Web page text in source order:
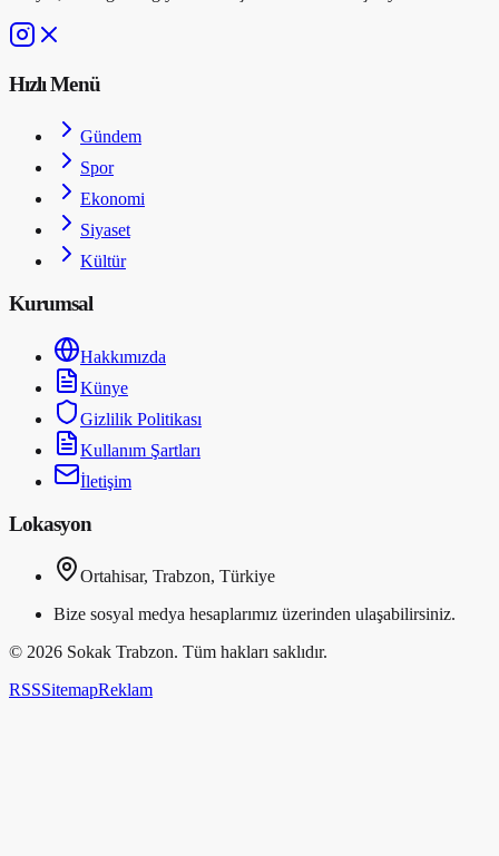
Hızlı Menü
Gündem
Spor
Ekonomi
Siyaset
Kültür
Kurumsal
Hakkımızda
Künye
Gizlilik Politikası
Kullanım Şartları
İletişim
Lokasyon
Ortahisar, Trabzon, Türkiye
Bize sosyal medya hesaplarımız üzerinden ulaşabilirsiniz.
© 2026 Sokak Trabzon. Tüm hakları saklıdır.
RSSSitemapReklam